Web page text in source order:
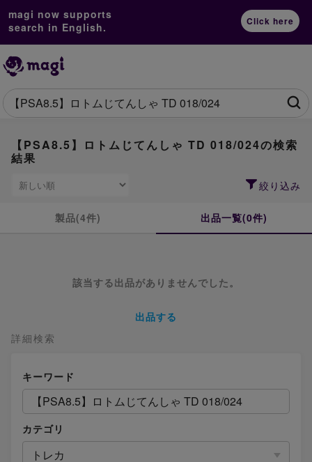
magi now supports
search in English.
Click here
詳細検索
キーワード
カテゴリ
トレカ
【PSA8.5】ロトムじてんしゃ TD 018/024の検索
結果
絞り込み
製品(4件) 出品一覧(0件)
該当する出品がありませんでした。
出品する